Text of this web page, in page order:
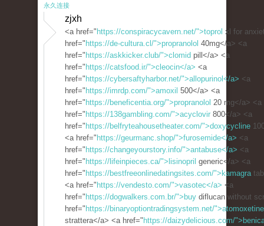
永久连接
zjxh
<a href=" https://conspiracycavern.net/">toprol xl for
href=" https://de-cultura.cl/">propranolol 40mg</a> <a
href=" https://askkicker.club/">clomid pill</a> <a
href=" https://catsfood.ir/">cleocin</a> <a
href=" https://cybersaftyharbor.net/">allopurinol</a> <a
href=" https://imrdp.com/">amoxil 500</a> <a
href=" https://beneficentia.org/">propranolol 20 mg</a> <a
href=" https://138gambling.com/">acyclovir 800</a> <a
href=" https://belfryteahousetheater.com/">doxycycline
<a href=" https://geurmanc.shop/">furosemide</a> <a
href=" https://changeyourstory.info/">antabuse</a> <a
href=" https://lifeinpieces.ca/">lisinopril generic</a> <a
href=" https://bestfreeonlinedatingsites.com/">kamagra
<a href=" https://vendesto.com/">vasotec</a> <a
href=" https://dogwalkers.com.br/">buy diflucan without
href=" https://binaryoptiontradingsystem.net/">atomoxetine
strattera</a> <a href=" https://daizydelicious.com/